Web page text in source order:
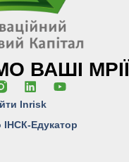
ВАШІ МРІЇ
Inrisk
ІНСК-Едукатор